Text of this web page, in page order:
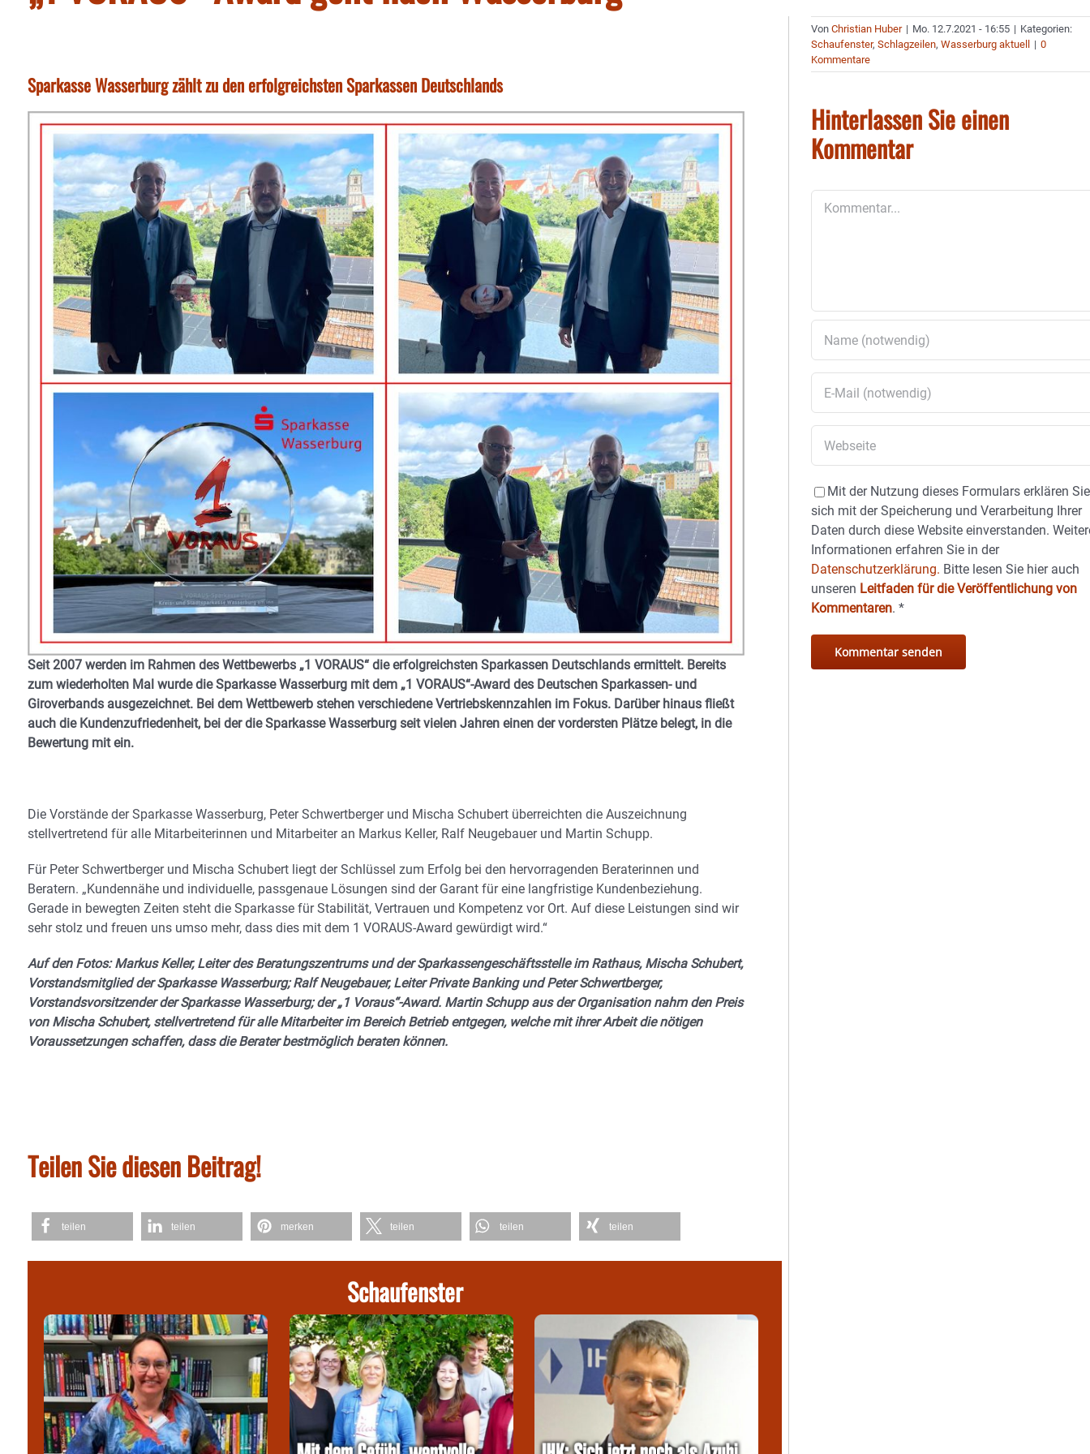
Sparkasse Wasserburg zählt zu den erfolgreichsten Sparkassen Deutschlands
Seit 2007 werden im Rahmen des Wettbewerbs „1 VORAUS“ die erfolgreichsten Sparkassen Deutschlands ermittelt. Bereits
zum wiederholten Mal wurde die Sparkasse Wasserburg mit dem „1 VORAUS“-Award des Deutschen Sparkassen- und
Giroverbands ausgezeichnet. Bei dem Wettbewerb stehen verschiedene Vertriebskennzahlen im Fokus. Darüber hinaus fließt
auch die Kundenzufriedenheit, bei der die Sparkasse Wasserburg seit vielen Jahren einen der vordersten Plätze belegt, in die
Bewertung mit ein.
Die Vorstände der Sparkasse Wasserburg, Peter Schwertberger und Mischa Schubert überreichten die Auszeichnung
stellvertretend für alle Mitarbeiterinnen und Mitarbeiter an Markus Keller, Ralf Neugebauer und Martin Schupp.
Für Peter Schwertberger und Mischa Schubert liegt der Schlüssel zum Erfolg bei den hervorragenden Beraterinnen und
Beratern. „Kundennähe und individuelle, passgenaue Lösungen sind der Garant für eine langfristige Kundenbeziehung.
Gerade in bewegten Zeiten steht die Sparkasse für Stabilität, Vertrauen und Kompetenz vor Ort. Auf diese Leistungen sind wir
sehr stolz und freuen uns umso mehr, dass dies mit dem 1 VORAUS-Award gewürdigt wird.“
Auf den Fotos: Markus Keller, Leiter des Beratungszentrums und der Sparkassengeschäftsstelle im Rathaus, Mischa Schubert,
Vorstandsmitglied der Sparkasse Wasserburg; Ralf Neugebauer, Leiter Private Banking und Peter Schwertberger,
Vorstandsvorsitzender der Sparkasse Wasserburg; der „1 Voraus“-Award. Martin Schupp aus der Organisation nahm den Preis
von Mischa Schubert, stellvertretend für alle Mitarbeiter im Bereich Betrieb entgegen, welche mit ihrer Arbeit die nötigen
Voraussetzungen schaffen, dass die Berater bestmöglich beraten können.
Teilen Sie diesen Beitrag!
teilen teilen merken teilen teilen teilen
Schaufenster
VonChristian Huber | Mo. 12.7.2021 - 16:55 | Kategorien:
Schaufenster,Schlagzeilen,Wasserburg aktuell | 0
Kommentare
Hinterlassen Sie einen
Kommentar
Mit der Nutzung dieses Formulars erklären Sie
sich mit der Speicherung und Verarbeitung Ihrer
Daten durch diese Website einverstanden.
Informationen erfahren Sie in der
Datenschutzerklärung. Bitte lesen Sie hier auch
unseren Leitfaden für die Veröffentlichung von
Kommentaren.*